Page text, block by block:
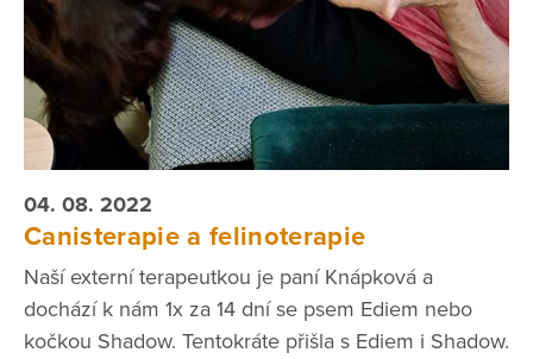
04. 08. 2022
Canisterapie a felinoterapie
Naší externí terapeutkou je paní Knápková a
dochází k nám 1x za 14 dní se psem Ediem nebo
kočkou Shadow. Tentokráte přišla s Ediem i Shadow.